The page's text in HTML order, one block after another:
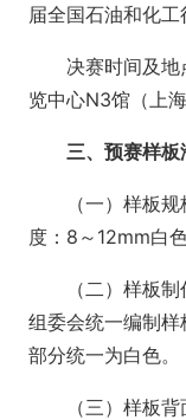
届全国石油和化工
决赛时间及地
览中心N3馆（上
三、预赛样板
（一）样板规
度：8～12mm白
（二）样板制
组委会统一编制
部分统一为白色。
（三）样板背